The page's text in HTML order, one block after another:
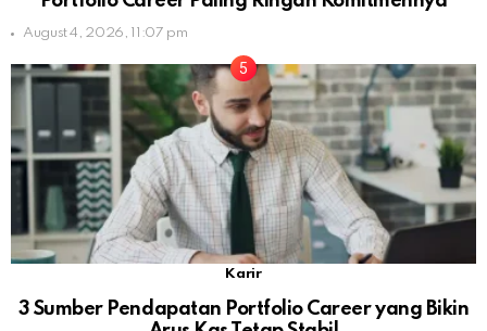
August 4, 2026, 11:07 pm
Karir
3 Sumber Pendapatan Portfolio Career yang Bikin